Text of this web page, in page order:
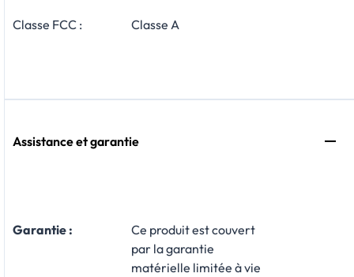
Classe FCC : Classe A
Assistance et garantie
Garantie :
​Ce produit est couvert
par la garantie
matérielle limitée à vie